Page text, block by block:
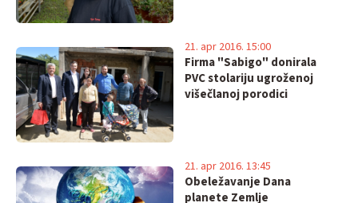
Firma "Sabigo" donirala
PVC stolariju ugroženoj
višečlanoj porodici
21. apr 2016. 15:00
Obeležavanje Dana
planete Zemlje
21. apr 2016. 13:45